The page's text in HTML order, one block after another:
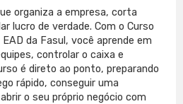
organiza a empresa, corta
lucro de verdade. Com o Curso
da Fasul, você aprende em
controlar o caixa e
é direto ao ponto, preparando
rápido, conseguir uma
o seu próprio negócio com